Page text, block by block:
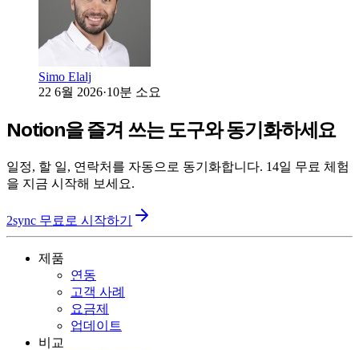
Simo Elalj
22 6월 2026·10분 소요
Notion을 즐겨 쓰는 도구와 동기화하세요
일정, 할 일, 연락처를 자동으로 동기화합니다. 14일 무료 체험
을 지금 시작해 보세요.
2sync 무료로 시작하기
제품
연동
고객 사례
요금제
업데이트
비교